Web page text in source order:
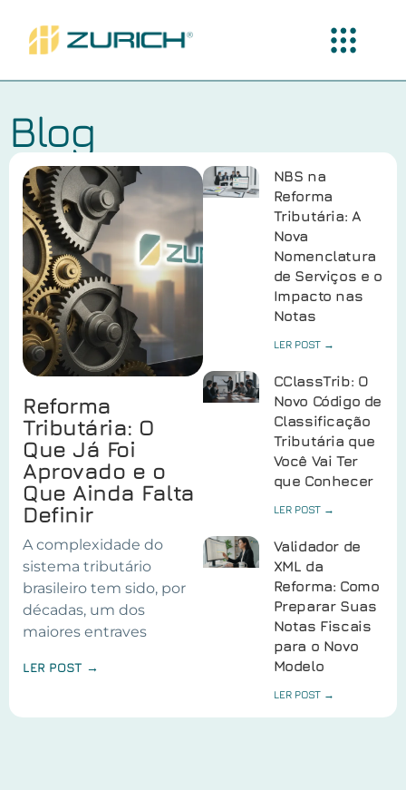
Blog
Reforma
Tributária: O
Que Já Foi
Aprovado e o
Que Ainda Falta
Definir
A complexidade do
sistema tributário
brasileiro tem sido, por
décadas, um dos
maiores entraves
LER POST →
NBS na
Reforma
Tributária: A
Nova
Nomenclatura
de Serviços e o
Impacto nas
Notas
LER POST →
CClassTrib: O
Novo Código de
Classificação
Tributária que
Você Vai Ter
que Conhecer
LER POST →
Validador de
XML da
Reforma: Como
Preparar Suas
Notas Fiscais
para o Novo
Modelo
LER POST →